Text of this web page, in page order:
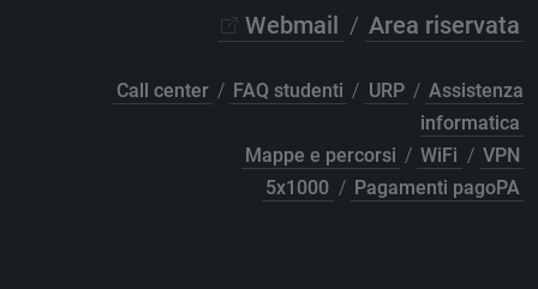
Webmail / Area riservata
Call center / FAQ studenti / URP / Assistenza
informatica
Mappe e percorsi / WiFi / VPN
5x1000 / Pagamenti pagoPA